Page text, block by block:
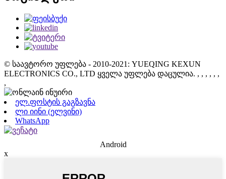
© საავტორო უფლება - 2010-2021: YUEQING KEXUN
ELECTRONICS CO., LTD ყველა უფლება დაცულია. , , , , , ,
,
ელ.ფოსტის გაგზავნა
ლი იინი (ელვინი)
WhatsApp
Android
x